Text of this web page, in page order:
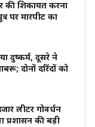
की शिकायत करना
पर मारपीट का
दुष्कर्म, दूसरे ने
दोनों दरिंदों को
लीटर गोवर्धन
प्रशासन की बड़ी